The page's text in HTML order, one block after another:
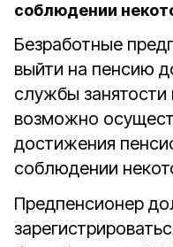
соблюдении
Безработные
выйти на пенсию
службы занятости
возможно
достижения
соблюдении
Предпенсионер